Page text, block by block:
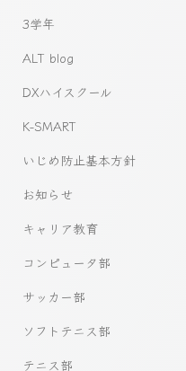
3学年
ALT blog
DXハイスクール
K-SMART
いじめ防止基本方針
お知らせ
キャリア教育
コンピュータ部
サッカー部
ソフトテニス部
テニス部